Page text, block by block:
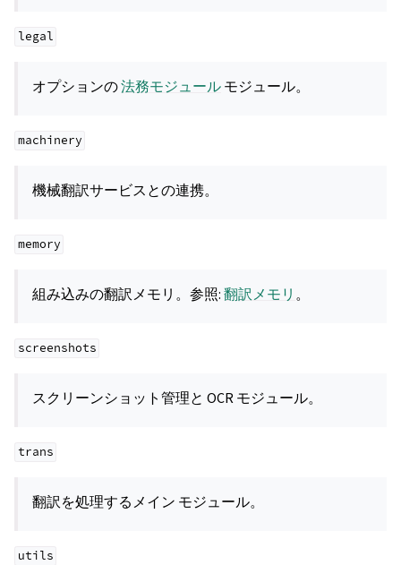
legal
オプションの法務モジュールモジュール。
machinery
機械翻訳サービスとの連携。
memory
組み込みの翻訳メモリ。参照:翻訳メモリ 。
screenshots
スクリーンショット管理と OCR モジュール。
trans
翻訳を処理するメイン モジュール。
utils